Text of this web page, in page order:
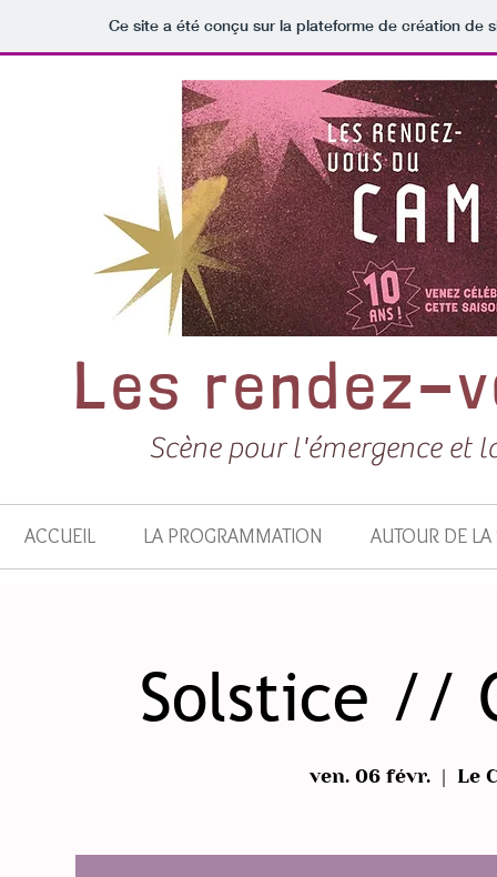
Ce site a été conçu sur la plateforme de création de
Les rendez-
Scène pour l'émergence et
ACCUEIL LA PROGRAMMATION AUTOUR DE
Solstice //
ven. 06 févr.
  |
Le